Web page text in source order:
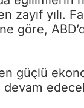
zayıf yılı.
göre,
güçlü
devam